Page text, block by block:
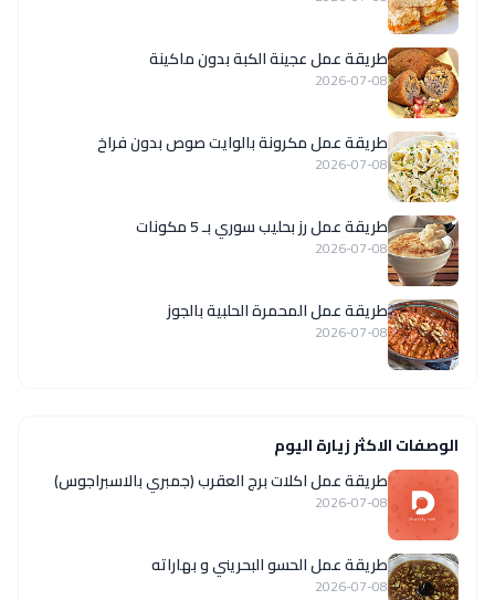
طريقة عمل عجينة الكبة بدون ماكينة
2026-07-08
طريقة عمل مكرونة بالوايت صوص بدون فراخ
2026-07-08
طريقة عمل رز بحليب سوري بـ 5 مكونات
2026-07-08
طريقة عمل المحمرة الحلبية بالجوز
2026-07-08
الوصفات الاكثر زيارة اليوم
طريقة عمل اكلات برج العقرب (جمبري بالاسبراجوس)
2026-07-08
طريقة عمل الحسو البحريني و بهاراته
2026-07-08